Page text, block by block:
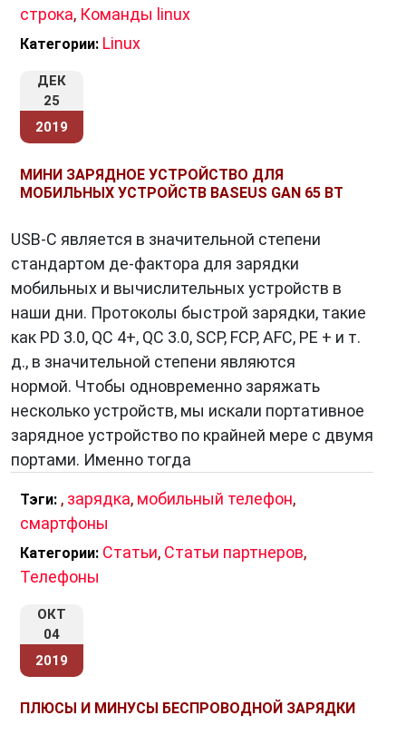
строка, Команды linux
Категории: Linux
ДЕК
25
2019
МИНИ ЗАРЯДНОЕ УСТРОЙСТВО ДЛЯ
МОБИЛЬНЫХ УСТРОЙСТВ BASEUS GAN 65 ВТ
USB-C является в значительной степени
стандартом де-фактора для зарядки
мобильных и вычислительных устройств в
наши дни. Протоколы быстрой зарядки, такие
как PD 3.0, QC 4+, QC 3.0, SCP, FCP, AFC, PE + и т.
д., в значительной степени являются
нормой. Чтобы одновременно заряжать
несколько устройств, мы искали портативное
зарядное устройство по крайней мере с двумя
портами. Именно тогда
Тэги: , зарядка, мобильный телефон,
смартфоны
Категории: Статьи, Статьи партнеров,
Телефоны
ОКТ
04
2019
ПЛЮСЫ И МИНУСЫ БЕСПРОВОДНОЙ ЗАРЯДКИ